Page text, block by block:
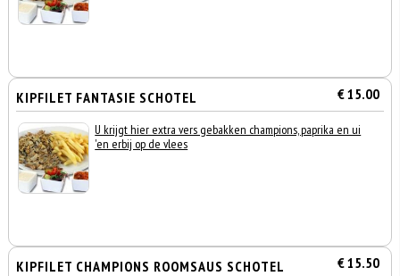
KIPFILET FANTASIE SCHOTEL € 15.00
U krijgt hier extra vers gebakken champions, paprika en ui
'en erbij op de vlees
KIPFILET CHAMPIONS ROOMSAUS SCHOTEL € 15.50